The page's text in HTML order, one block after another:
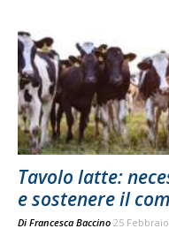
Tavolo latte:
e sostenere il
Di Francesca Baccino 25